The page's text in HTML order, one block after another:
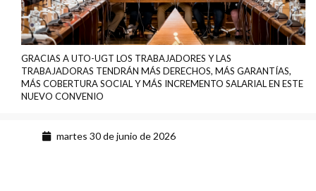
GRACIAS A UTO-UGT LOS TRABAJADORES Y LAS
TRABAJADORAS TENDRÁN MÁS DERECHOS, MÁS GARANTÍAS,
MÁS COBERTURA SOCIAL Y MÁS INCREMENTO SALARIAL EN ESTE
NUEVO CONVENIO
martes 30 de junio de 2026